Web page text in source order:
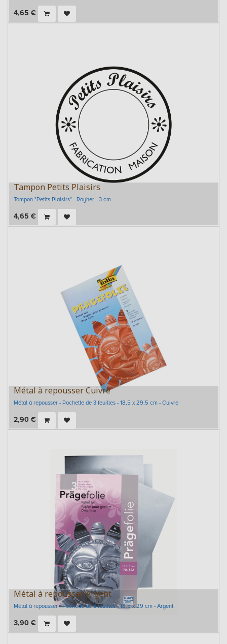
4,65 €
Tampon Petits Plaisirs
Tampon "Petits Plaisirs" - Rayher - 3 cm
4,65 €
Métal à repousser Cuivre
Métal à repousser - Pochette de 3 feuilles - 18,5 x 29,5 cm - Cuivre
2,90 €
Métal à repousser Argent
Métal à repousser - Pochette de 3 feuilles - 18,5 x 29 cm - Argent
3,90 €